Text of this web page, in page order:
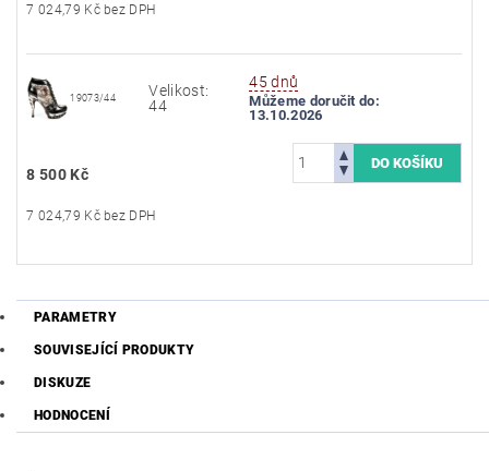
7 024,79 Kč bez DPH
19073/44
Velikost:
44
45 dnů
Můžeme doručit do:
13.10.2026
8 500 Kč
7 024,79 Kč bez DPH
PARAMETRY
SOUVISEJÍCÍ PRODUKTY
DISKUZE
HODNOCENÍ